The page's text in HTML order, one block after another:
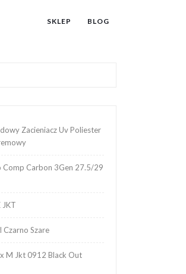
SKLEP BLOG
Zacieniacz Uv Poliester
Comp Carbon 3Gen 27.5/29
JKT
Czarno Szare
M Jkt 0912 Black Out